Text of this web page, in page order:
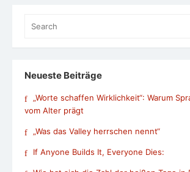
for:
Neueste Beiträge
„Worte schaffen Wirklichkeit“: Warum
vom Alter prägt
„Was das Valley herrschen nennt“
If Anyone Builds It, Everyone Dies: